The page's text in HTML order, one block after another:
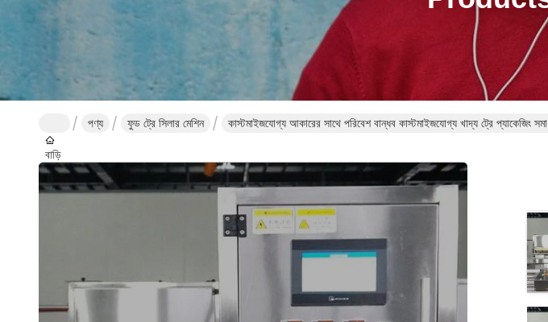
বাড়ি
পণ্য ফুড ট্রে সিলার মেশিন কাস্টমাইজযোগ্য আকারের সাথে পরিবেশ বান্ধব কাস্টমাইজযোগ্য খাদ্য ট্রে প্যাকেজিং